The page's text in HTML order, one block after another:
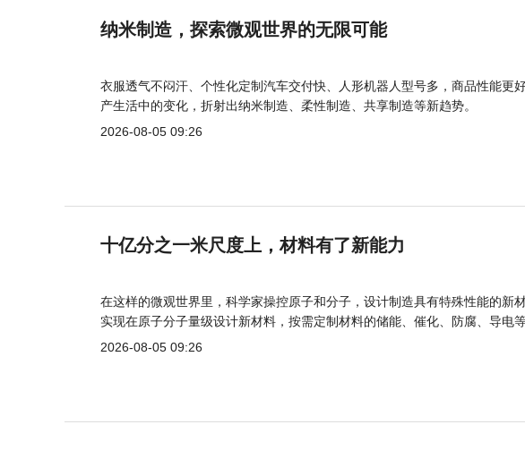
纳米制造，探索微观世界的无限可能
衣服透气不闷汗、个性化定制汽车交付快、人形机器人型号多，商品性能
产生活中的变化，折射出纳米制造、柔性制造、共享制造等新趋势。
2026-08-05 09:26
十亿分之一米尺度上，材料有了新能力
在这样的微观世界里，科学家操控原子和分子，设计制造具有特殊性能的新
实现在原子分子量级设计新材料，按需定制材料的储能、催化、防腐、导电
2026-08-05 09:26